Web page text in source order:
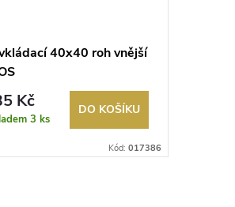
40x40 roh vnější
Kč
3 ks
DO KOŠÍKU
Kód: 017386